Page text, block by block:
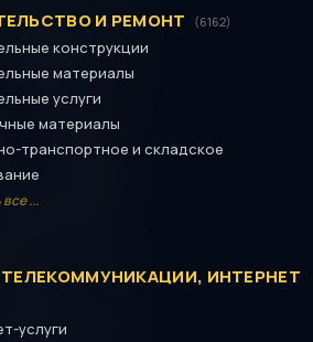
И РЕМОНТ (6162)
конструкции
материалы
услуги
материалы
транспортное и складское
...
ИНТЕРНЕТ
услуги